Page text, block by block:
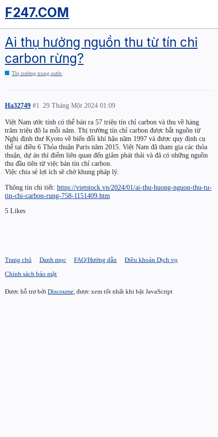
F247.COM
Ai thụ hưởng nguồn thu từ tín chỉ
carbon rừng?
Thị trường trong nước
Ha32749 29 Tháng Một 2024 01:09
#1
Việt Nam ước tính có thể bán ra 57 triệu tín chỉ carbon và thu về hàng
trăm triệu đô la mỗi năm. Thị trường tín chỉ carbon được bắt nguồn từ
Nghị định thư Kyoto về biến đổi khí hậu năm 1997 và được quy định cụ
thể tại điều 6 Thỏa thuận Paris năm 2015. Việt Nam đã tham gia các thỏa
thuận, dự án thí điểm liên quan đến giảm phát thải và đã có những nguồn
thu đầu tiên từ việc bán tín chỉ carbon.
Việc chia sẻ lợi ích sẽ chờ khung pháp lý.
Thông tin chi tiết: https://vietstock.vn/2024/01/ai-thu-huong-nguon-thu-tu-
tin-chi-carbon-rung-758-1151409.htm
5 Likes
Trang chủ Danh mục FAQ/Hướng dẫn
Điều khoản Dịch vụ
Chính sách bảo mật
Được hỗ trợ bởi Discourse , được xem tốt nhất khi bật JavaScript